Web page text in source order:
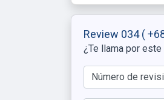
Review 034(
¿Te llama por este